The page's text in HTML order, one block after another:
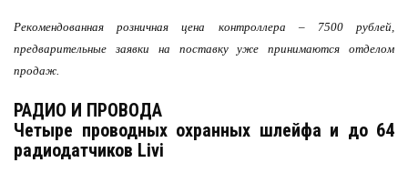
Рекомендованная розничная цена контроллера – 7500 рублей,
предварительные заявки на поставку уже принимаются отделом
продаж.
РАДИО И ПРОВОДА
Четыре проводных охранных шлейфа и до 64
радиодатчиков Livi